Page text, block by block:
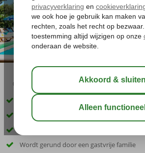
03:30
Inclusief huurauto
In het dorpje Bitez en aan het strand
Wordt gerund door een gastvrije familie